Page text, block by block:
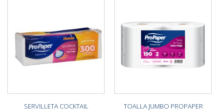
SERVILLETA COCKTAIL
TOALLA JUMBO PROPAPER